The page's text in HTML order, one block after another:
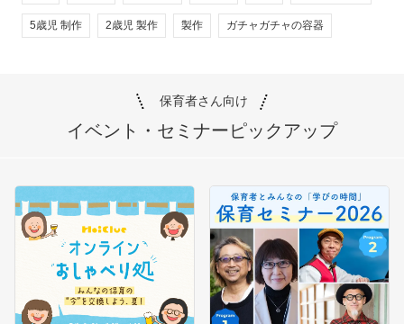
5歳児 制作 2歳児 製作 製作 ガチャガチャの容器
保育者さん向け
イベント・セミナーピックアップ